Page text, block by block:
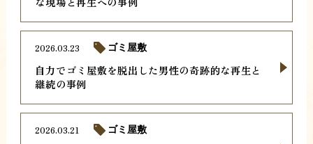
自力でゴミ屋敷を脱出した男性の奇跡的な再生と
継続の事例
2026.03.23 ゴミ屋敷
2026.03.21 ゴミ屋敷